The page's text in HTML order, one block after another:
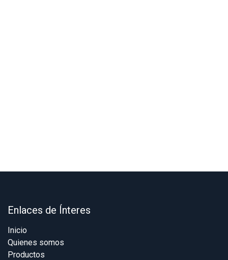
Enlaces de Ínteres
Inicio
Quienes somos
Productos